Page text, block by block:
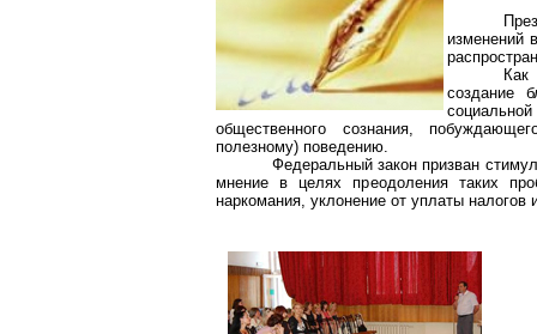
изменений
создание
общественного сознания,
полезному) поведению.
Федеральный закон призван
мнение в целях преодоления таких
наркомания, уклонение от уплаты налогов